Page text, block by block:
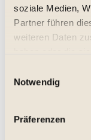
soziale Medien,
Partner führen
weiteren Daten
Notwendig
Präferenzen
inkl. MwSt.zzgl.
Lieferzeit ca. 1-3